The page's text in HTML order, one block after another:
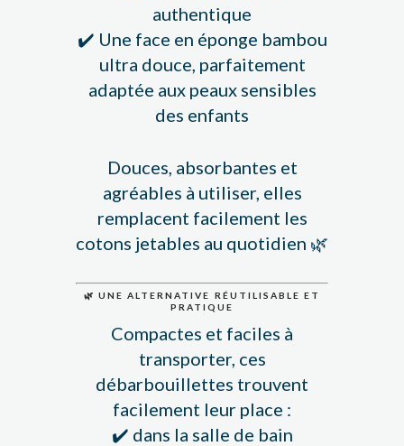
authentique
✔️ Une face en éponge bambou
ultra douce, parfaitement
adaptée aux peaux sensibles
des enfants
Douces, absorbantes et
agréables à utiliser, elles
remplacent facilement les
cotons jetables au quotidien 🌿
🌿 UNE ALTERNATIVE RÉUTILISABLE ET
PRATIQUE
Compactes et faciles à
transporter, ces
débarbouillettes trouvent
facilement leur place :
✔️ dans la salle de bain